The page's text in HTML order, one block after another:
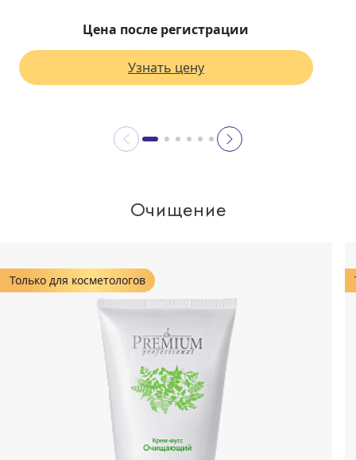
Цена после регистрации
Узнать цену
Очищение
Только для косметологов